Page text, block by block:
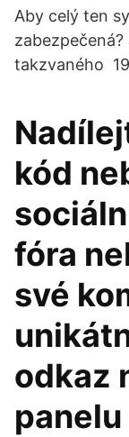
Aby celý ten
takzvaného
kód
fóra
své
odkaz
panelu